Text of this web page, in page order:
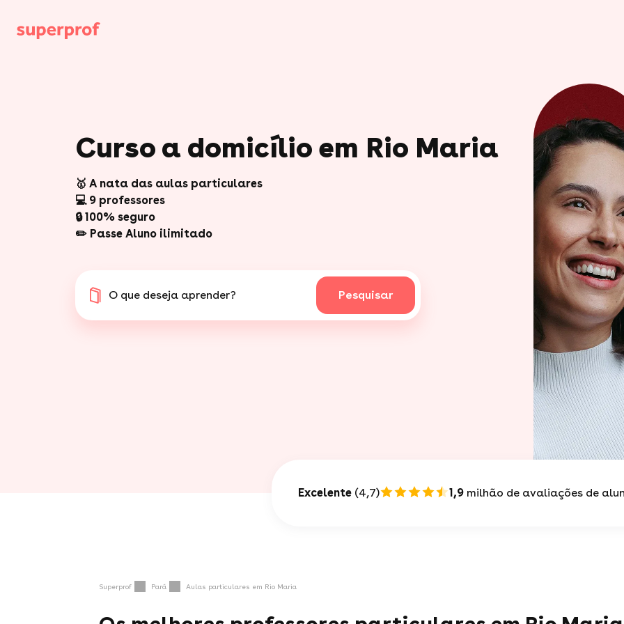
Curso a domicílio em Rio Maria
🥇 A nata das aulas particulares
💻 9 professores
🔒 100% seguro
✏️ Passe Aluno ilimitado
O que deseja aprender? Pesquisar
Excelente (4,7) 1,9 milhão de avaliações de
Superprof Pará Aulas particulares em Rio Maria